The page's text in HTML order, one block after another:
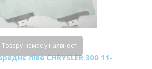
ліве CHRYSLER 300 11-
Товару немає у наявності